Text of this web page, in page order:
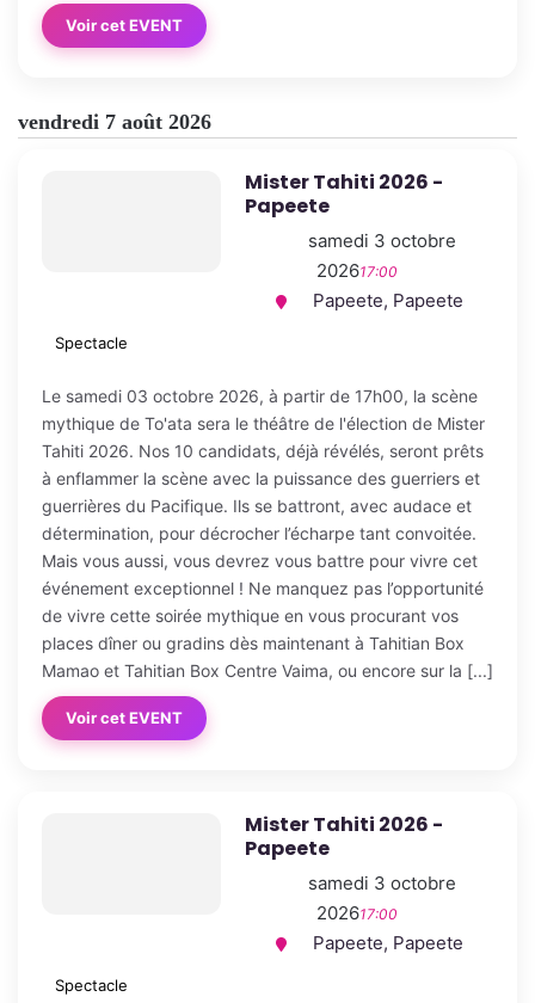
Voir cet EVENT
vendredi 7 août 2026
Mister Tahiti 2026 -
Papeete
samedi 3 octobre
202617:00
Papeete, Papeete
Spectacle
Le samedi 03 octobre 2026, à partir de 17h00, la scène
mythique de To'ata sera le théâtre de l'élection de Mister
Tahiti 2026. Nos 10 candidats, déjà révélés, seront prêts
à enflammer la scène avec la puissance des guerriers et
guerrières du Pacifique. Ils se battront, avec audace et
détermination, pour décrocher l’écharpe tant convoitée.
Mais vous aussi, vous devrez vous battre pour vivre cet
événement exceptionnel ! Ne manquez pas l’opportunité
de vivre cette soirée mythique en vous procurant vos
places dîner ou gradins dès maintenant à Tahitian Box
Mamao et Tahitian Box Centre Vaima, ou encore sur la [...]
Voir cet EVENT
Mister Tahiti 2026 -
Papeete
samedi 3 octobre
202617:00
Papeete, Papeete
Spectacle